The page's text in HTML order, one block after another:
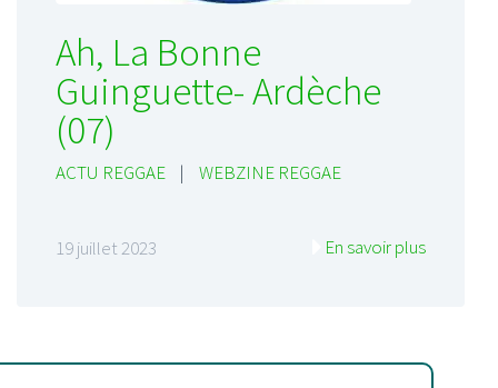
Ah, La Bonne
Guinguette- Ardèche
(07)
ACTU REGGAE | WEBZINE REGGAE
19 juillet 2023 En savoir plus